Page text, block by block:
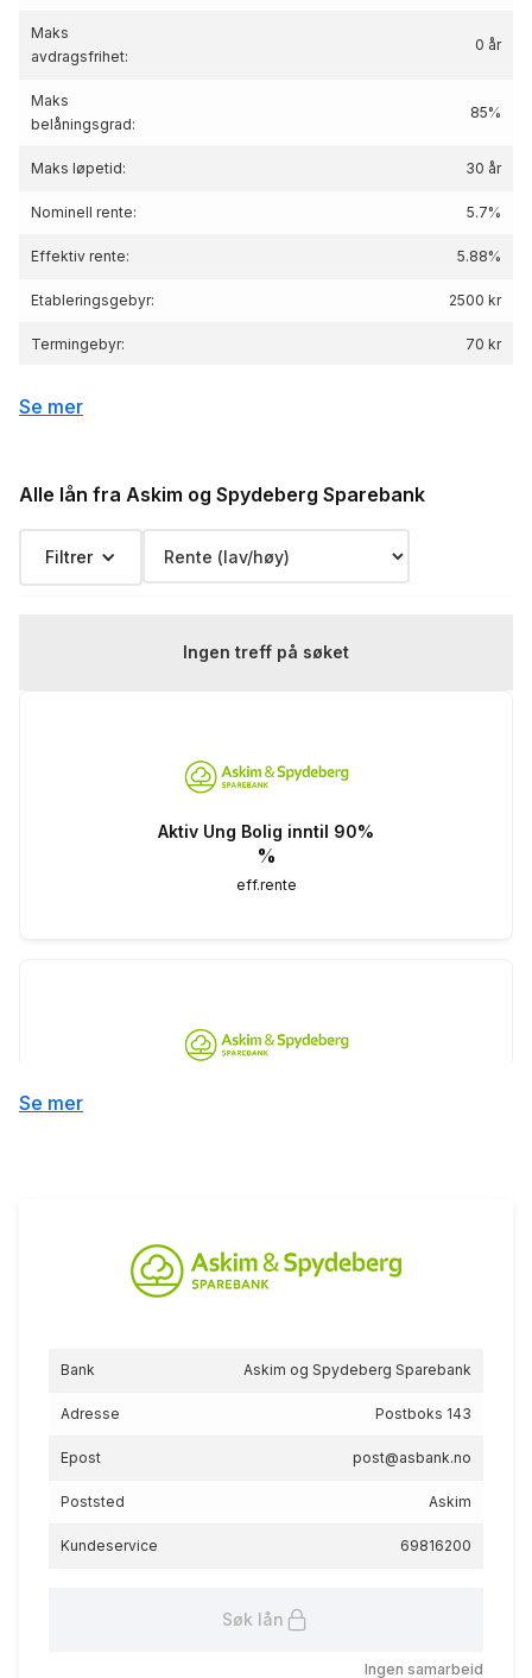
Maks
avdragsfrihet:
0 år
Maks
belåningsgrad:
85%
Maks løpetid: 30 år
Nominell rente: 5.7%
Effektiv rente: 5.88%
Etableringsgebyr: 2500 kr
Termingebyr: 70 kr
totalpris: 5 734 695 kr
Se mer
Alle lån fra Askim og Spydeberg Sparebank
Filtrer
Ingen treff på søket
Aktiv Ung Bolig inntil 90%
%
eff.rente
Boliglån utover 75% av
Se mer
Bank Askim og Spydeberg Sparebank
Adresse Postboks 143
Epost post@asbank.no
Poststed Askim
Kundeservice 69816200
Søk lån
Ingen samarbeid